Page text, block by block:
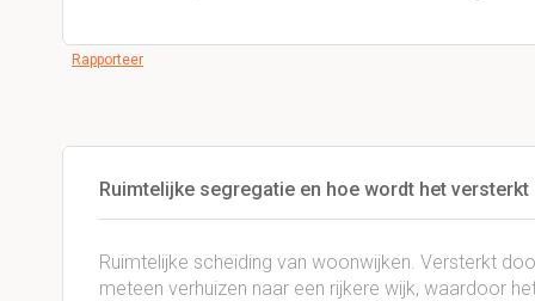
Rapporteer
Ruimtelijke segregatie en hoe wordt het versterkt
Ruimtelijke scheiding van woonwijken. Versterkt
meteen verhuizen naar een rijkere wijk, waardoor